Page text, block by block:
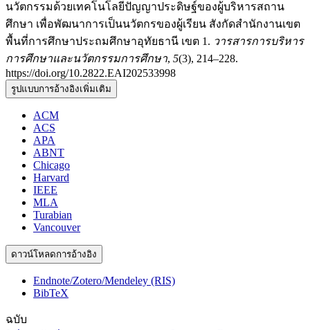
นวัตกรรมด้วยเทคโนโลยีปัญญาประดิษฐ์ของผู้บริหารสถาน
ศึกษา เพื่อพัฒนาการเป็นนวัตกรของผู้เรียน สังกัดสำนักงานเขต
พื้นที่การศึกษาประถมศึกษาอุทัยธานี เขต 1. วารสารการบริหาร
การศึกษาและนวัตกรรมการศึกษา, 5(3), 214–228.
https://doi.org/10.2822.EAI202533998
รูปแบบการอ้างอิงเพิ่มเติม
ACM
ACS
APA
ABNT
Chicago
Harvard
IEEE
MLA
Turabian
Vancouver
ดาวน์โหลดการอ้างอิง
Endnote/Zotero/Mendeley (RIS)
BibTeX
ฉบับ